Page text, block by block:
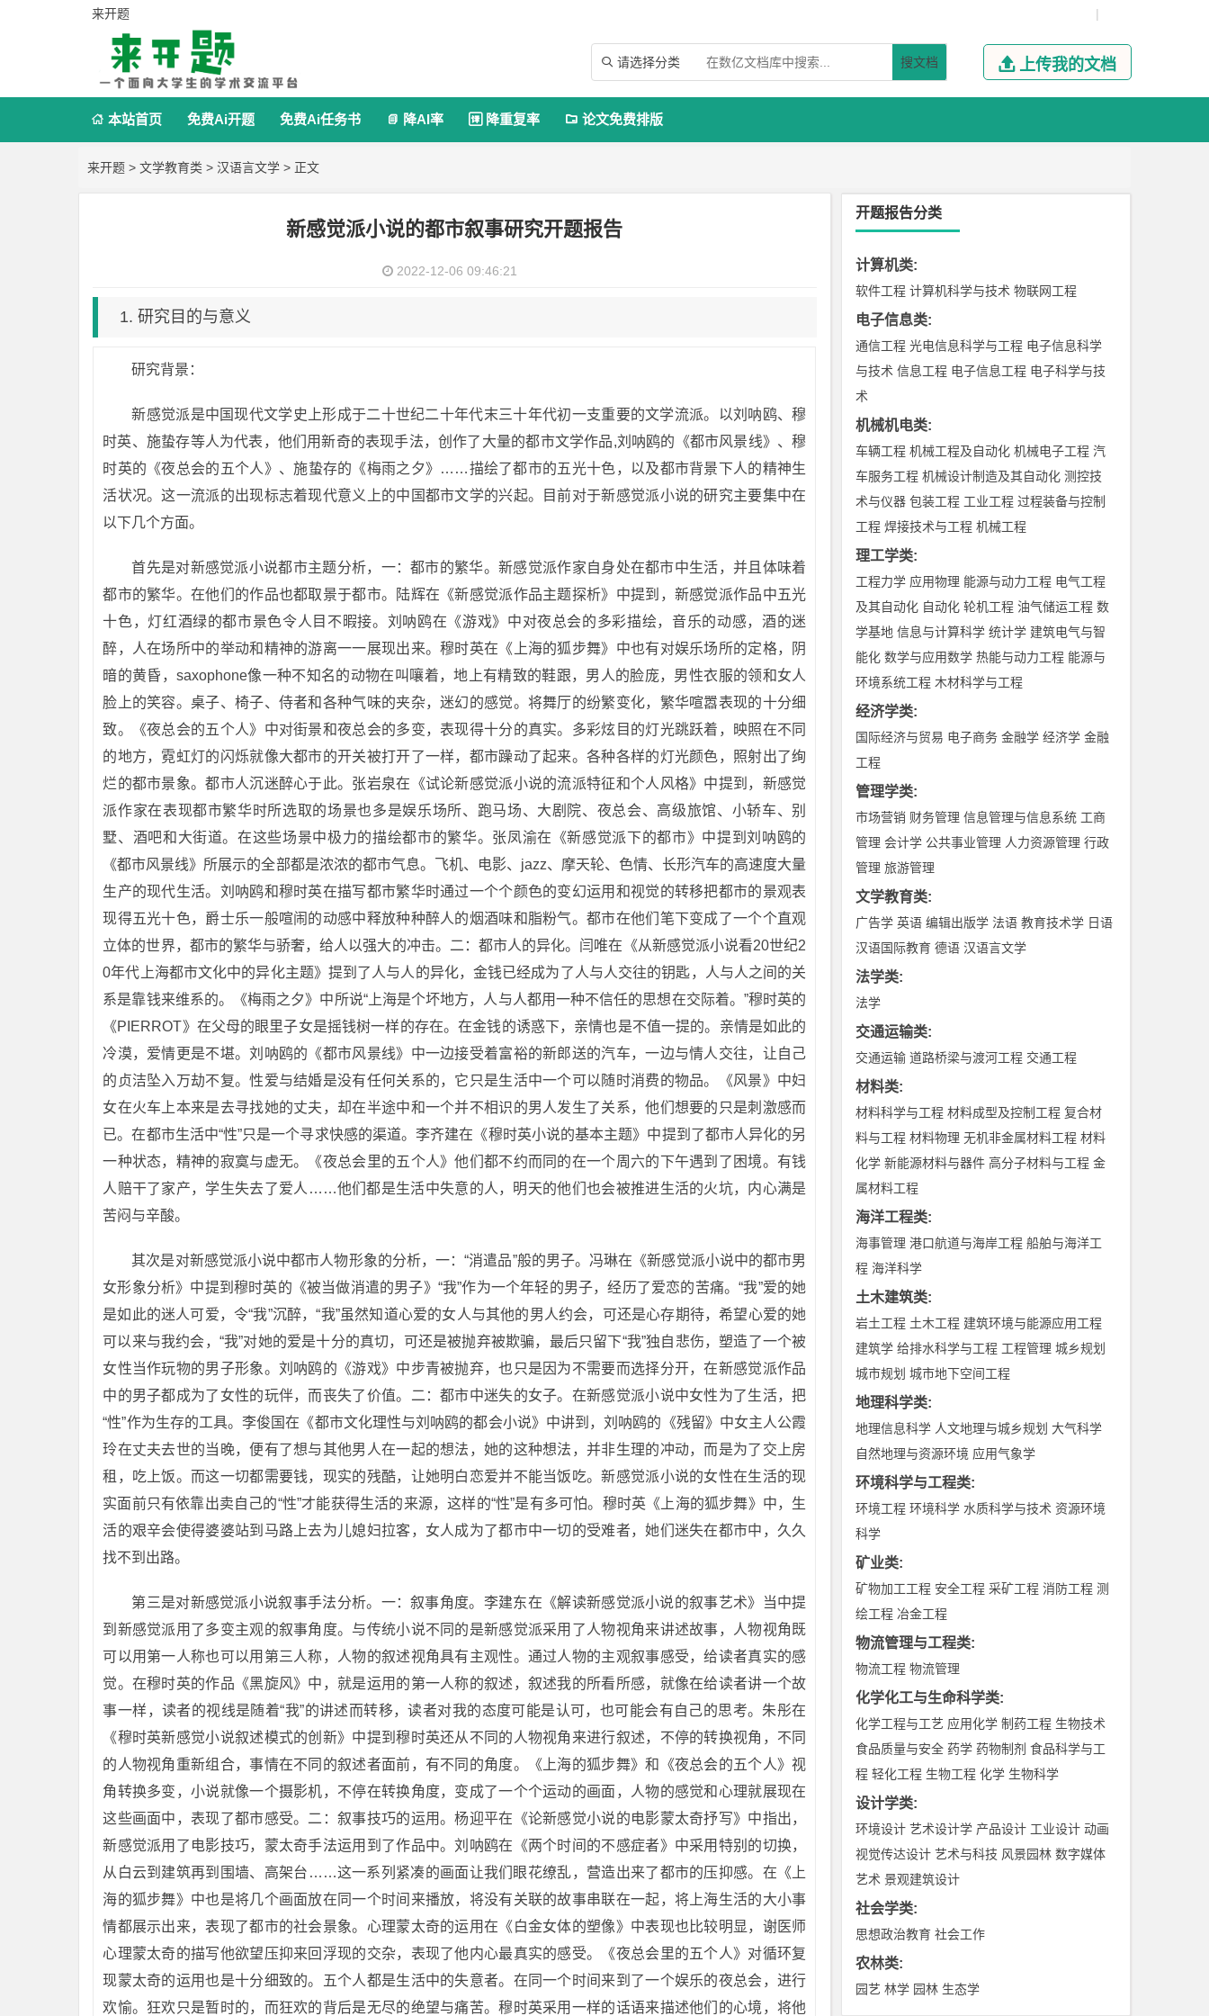
来开题 |
 请选择分类 搜文档  上传我的文档
 本站首页 免费Ai开题 免费Ai任务书  降AI率  降重复率  论文免费排版
来开题 > 文学教育类 > 汉语言文学 > 正文
新感觉派小说的都市叙事研究开题报告
2022-12-06 09:46:21
1. 研究目的与意义
研究背景：
新感觉派是中国现代文学史上形成于二十世纪二十年代末三十年代初一支重要的文学流派。以刘呐鸥、穆
时英、施蛰存等人为代表，他们用新奇的表现手法，创作了大量的都市文学作品,刘呐鸥的《都市风景线》、穆
时英的《夜总会的五个人》、施蛰存的《梅雨之夕》……描绘了都市的五光十色，以及都市背景下人的精神生
活状况。这一流派的出现标志着现代意义上的中国都市文学的兴起。目前对于新感觉派小说的研究主要集中在
以下几个方面。
首先是对新感觉派小说都市主题分析，一：都市的繁华。新感觉派作家自身处在都市中生活，并且体味着
都市的繁华。在他们的作品也都取景于都市。陆辉在《新感觉派作品主题探析》中提到，新感觉派作品中五光
十色，灯红酒绿的都市景色令人目不暇接。刘呐鸥在《游戏》中对夜总会的多彩描绘，音乐的动感，酒的迷
醉，人在场所中的举动和精神的游离一一展现出来。穆时英在《上海的狐步舞》中也有对娱乐场所的定格，阴
暗的黄昏，saxophone像一种不知名的动物在叫嚷着，地上有精致的鞋跟，男人的脸庞，男性衣服的领和女人
脸上的笑容。桌子、椅子、侍者和各种气味的夹杂，迷幻的感觉。将舞厅的纷繁变化，繁华喧嚣表现的十分细
致。《夜总会的五个人》中对街景和夜总会的多变，表现得十分的真实。多彩炫目的灯光跳跃着，映照在不同
的地方，霓虹灯的闪烁就像大都市的开关被打开了一样，都市躁动了起来。各种各样的灯光颜色，照射出了绚
烂的都市景象。都市人沉迷醉心于此。张岩泉在《试论新感觉派小说的流派特征和个人风格》中提到，新感觉
派作家在表现都市繁华时所选取的场景也多是娱乐场所、跑马场、大剧院、夜总会、高级旅馆、小轿车、别
墅、酒吧和大街道。在这些场景中极力的描绘都市的繁华。张凤渝在《新感觉派下的都市》中提到刘呐鸥的
《都市风景线》所展示的全部都是浓浓的都市气息。飞机、电影、jazz、摩天轮、色情、长形汽车的高速度大量
生产的现代生活。刘呐鸥和穆时英在描写都市繁华时通过一个个颜色的变幻运用和视觉的转移把都市的景观表
现得五光十色，爵士乐一般喧闹的动感中释放种种醉人的烟酒味和脂粉气。都市在他们笔下变成了一个个直观
立体的世界，都市的繁华与骄奢，给人以强大的冲击。二：都市人的异化。闫唯在《从新感觉派小说看20世纪2
0年代上海都市文化中的异化主题》提到了人与人的异化，金钱已经成为了人与人交往的钥匙，人与人之间的关
系是靠钱来维系的。《梅雨之夕》中所说“上海是个坏地方，人与人都用一种不信任的思想在交际着。”穆时英的
《PIERROT》在父母的眼里子女是摇钱树一样的存在。在金钱的诱惑下，亲情也是不值一提的。亲情是如此的
冷漠，爱情更是不堪。刘呐鸥的《都市风景线》中一边接受着富裕的新郎送的汽车，一边与情人交往，让自己
的贞洁坠入万劫不复。性爱与结婚是没有任何关系的，它只是生活中一个可以随时消费的物品。《风景》中妇
女在火车上本来是去寻找她的丈夫，却在半途中和一个并不相识的男人发生了关系，他们想要的只是刺激感而
已。在都市生活中“性”只是一个寻求快感的渠道。李齐建在《穆时英小说的基本主题》中提到了都市人异化的另
一种状态，精神的寂寞与虚无。《夜总会里的五个人》他们都不约而同的在一个周六的下午遇到了困境。有钱
人赔干了家产，学生失去了爱人……他们都是生活中失意的人，明天的他们也会被推进生活的火坑，内心满是
苦闷与辛酸。
其次是对新感觉派小说中都市人物形象的分析，一：“消遣品”般的男子。冯琳在《新感觉派小说中的都市男
女形象分析》中提到穆时英的《被当做消遣的男子》“我”作为一个年轻的男子，经历了爱恋的苦痛。“我”爱的她
是如此的迷人可爱，令“我”沉醉，“我”虽然知道心爱的女人与其他的男人约会，可还是心存期待，希望心爱的她
可以来与我约会，“我”对她的爱是十分的真切，可还是被抛弃被欺骗，最后只留下“我”独自悲伤，塑造了一个被
女性当作玩物的男子形象。刘呐鸥的《游戏》中步青被抛弃，也只是因为不需要而选择分开，在新感觉派作品
中的男子都成为了女性的玩伴，而丧失了价值。二：都市中迷失的女子。在新感觉派小说中女性为了生活，把
“性”作为生存的工具。李俊国在《都市文化理性与刘呐鸥的都会小说》中讲到，刘呐鸥的《残留》中女主人公霞
玲在丈夫去世的当晚，便有了想与其他男人在一起的想法，她的这种想法，并非生理的冲动，而是为了交上房
租，吃上饭。而这一切都需要钱，现实的残酷，让她明白恋爱并不能当饭吃。新感觉派小说的女性在生活的现
实面前只有依靠出卖自己的“性”才能获得生活的来源，这样的“性”是有多可怕。穆时英《上海的狐步舞》中，生
活的艰辛会使得婆婆站到马路上去为儿媳妇拉客，女人成为了都市中一切的受难者，她们迷失在都市中，久久
找不到出路。
第三是对新感觉派小说叙事手法分析。一：叙事角度。李建东在《解读新感觉派小说的叙事艺术》当中提
到新感觉派用了多变主观的叙事角度。与传统小说不同的是新感觉派采用了人物视角来讲述故事，人物视角既
可以用第一人称也可以用第三人称，人物的叙述视角具有主观性。通过人物的主观叙事感受，给读者真实的感
觉。在穆时英的作品《黑旋风》中，就是运用的第一人称的叙述，叙述我的所看所感，就像在给读者讲一个故
事一样，读者的视线是随着“我”的讲述而转移，读者对我的态度可能是认可，也可能会有自己的思考。朱彤在
《穆时英新感觉小说叙述模式的创新》中提到穆时英还从不同的人物视角来进行叙述，不停的转换视角，不同
的人物视角重新组合，事情在不同的叙述者面前，有不同的角度。《上海的狐步舞》和《夜总会的五个人》视
角转换多变，小说就像一个摄影机，不停在转换角度，变成了一个个运动的画面，人物的感觉和心理就展现在
这些画面中，表现了都市感受。二：叙事技巧的运用。杨迎平在《论新感觉小说的电影蒙太奇抒写》中指出，
新感觉派用了电影技巧，蒙太奇手法运用到了作品中。刘呐鸥在《两个时间的不感症者》中采用特别的切换，
从白云到建筑再到围墙、高架台……这一系列紧凑的画面让我们眼花缭乱，营造出来了都市的压抑感。在《上
海的狐步舞》中也是将几个画面放在同一个时间来播放，将没有关联的故事串联在一起，将上海生活的大小事
情都展示出来，表现了都市的社会景象。心理蒙太奇的运用在《白金女体的塑像》中表现也比较明显，谢医师
心理蒙太奇的描写他欲望压抑来回浮现的交杂，表现了他内心最真实的感受。《夜总会里的五个人》对循环复
现蒙太奇的运用也是十分细致的。五个人都是生活中的失意者。在同一个时间来到了一个娱乐的夜总会，进行
欢愉。狂欢只是暂时的，而狂欢的背后是无尽的绝望与痛苦。穆时英采用一样的话语来描述他们的心境，将他
开题报告分类
计算机类:
软件工程 计算机科学与技术 物联网工程
电子信息类:
通信工程 光电信息科学与工程 电子信息科学
与技术 信息工程 电子信息工程 电子科学与技
术
机械机电类:
车辆工程 机械工程及自动化 机械电子工程 汽
车服务工程 机械设计制造及其自动化 测控技
术与仪器 包装工程 工业工程 过程装备与控制
工程 焊接技术与工程 机械工程
理工学类:
工程力学 应用物理 能源与动力工程 电气工程
及其自动化 自动化 轮机工程 油气储运工程 数
学基地 信息与计算科学 统计学 建筑电气与智
能化 数学与应用数学 热能与动力工程 能源与
环境系统工程 木材科学与工程
经济学类:
国际经济与贸易 电子商务 金融学 经济学 金融
工程
管理学类:
市场营销 财务管理 信息管理与信息系统 工商
管理 会计学 公共事业管理 人力资源管理 行政
管理 旅游管理
文学教育类:
广告学 英语 编辑出版学 法语 教育技术学 日语
汉语国际教育 德语 汉语言文学
法学类:
法学
交通运输类:
交通运输 道路桥梁与渡河工程 交通工程
材料类:
材料科学与工程 材料成型及控制工程 复合材
料与工程 材料物理 无机非金属材料工程 材料
化学 新能源材料与器件 高分子材料与工程 金
属材料工程
海洋工程类:
海事管理 港口航道与海岸工程 船舶与海洋工
程 海洋科学
土木建筑类:
岩土工程 土木工程 建筑环境与能源应用工程
建筑学 给排水科学与工程 工程管理 城乡规划
城市规划 城市地下空间工程
地理科学类:
地理信息科学 人文地理与城乡规划 大气科学
自然地理与资源环境 应用气象学
环境科学与工程类:
环境工程 环境科学 水质科学与技术 资源环境
科学
矿业类:
矿物加工工程 安全工程 采矿工程 消防工程 测
绘工程 冶金工程
物流管理与工程类:
物流工程 物流管理
化学化工与生命科学类:
化学工程与工艺 应用化学 制药工程 生物技术
食品质量与安全 药学 药物制剂 食品科学与工
程 轻化工程 生物工程 化学 生物科学
设计学类:
环境设计 艺术设计学 产品设计 工业设计 动画
视觉传达设计 艺术与科技 风景园林 数字媒体
艺术 景观建筑设计
社会学类:
思想政治教育 社会工作
农林类:
园艺 林学 园林 生态学